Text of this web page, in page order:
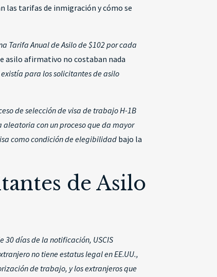
las tarifas de inmigración y cómo se
Tarifa Anual de Asilo de $102 por cada
asilo afirmativo no costaban nada
para los solicitantes de asilo
de selección de visa de trabajo H-1B
con un proceso que da mayor
como condición de elegibilidadbajo la
de Asilo
30 días de la notificación, USCIS
no tiene estatus legal en EE.UU.,
de trabajo, y los extranjeros que